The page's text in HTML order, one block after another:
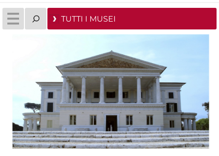
TUTTI I MUSEI